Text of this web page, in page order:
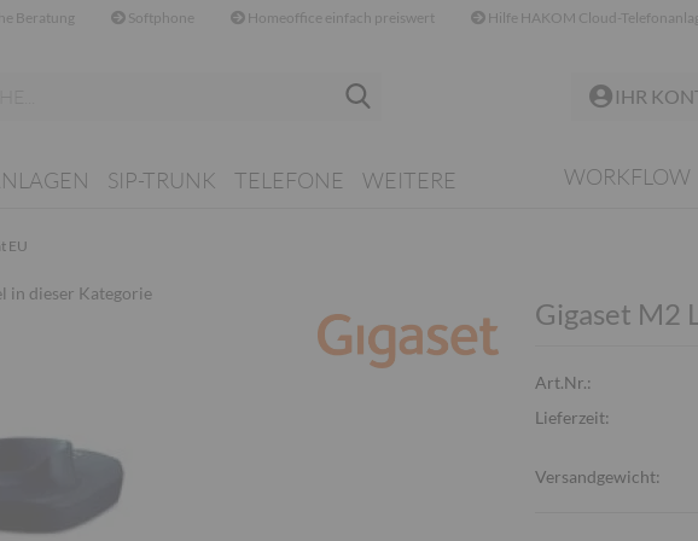
Beratung Softphone Homeoffice einfach preiswert Hilfe HAKOM Cloud-
IHR
SIP-TRUNK TELEFONE WORKFLOW
WEITERE
EU
in dieser Kategorie
Gigaset M2
Art.Nr.:
Lieferzeit:
Versandgewicht: